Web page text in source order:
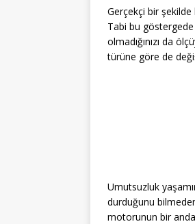
Gerçekçi bir şekilde
Tabi bu
olmadığınızı da
türüne göre de
Umutsuzluk
durduğunu
motorunun bir